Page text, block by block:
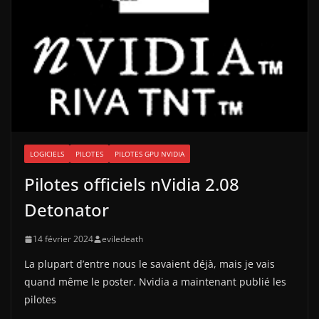
LOGICIELS PILOTES PILOTES GPU NVIDIA
Pilotes officiels nVidia 2.08
Detonator
14 février 2024 eviledeath
La plupart d’entre nous le savaient déjà, mais je vais
quand même le poster. Nvidia a maintenant publié les
pilotes